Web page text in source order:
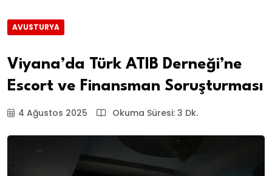
AVUSTURYA
Viyana’da Türk ATIB Derneği’ne
Escort ve Finansman Soruşturması
4 Ağustos 2025 Okuma Süresi: 3 Dk.